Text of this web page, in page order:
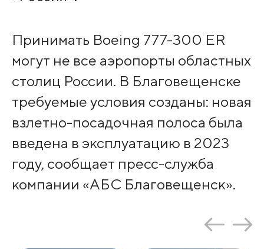
Принимать Boeing 777-300 ER
могут не все аэропорты областных
столиц России. В Благовещенске
требуемые условия созданы: новая
взлетно-посадочная полоса была
введена в эксплуатацию в 2023
году, сообщает пресс-служба
компании «АБС Благовещенск».